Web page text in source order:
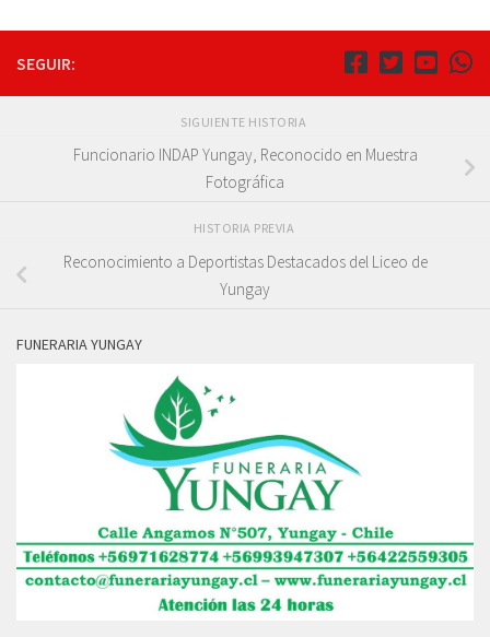
SEGUIR:
SIGUIENTE HISTORIA
Funcionario INDAP Yungay, Reconocido en Muestra
Fotográfica
HISTORIA PREVIA
Reconocimiento a Deportistas Destacados del Liceo de
Yungay
FUNERARIA YUNGAY